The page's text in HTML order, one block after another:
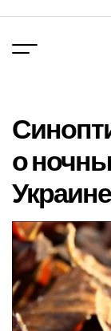
вмісту
о
Украине